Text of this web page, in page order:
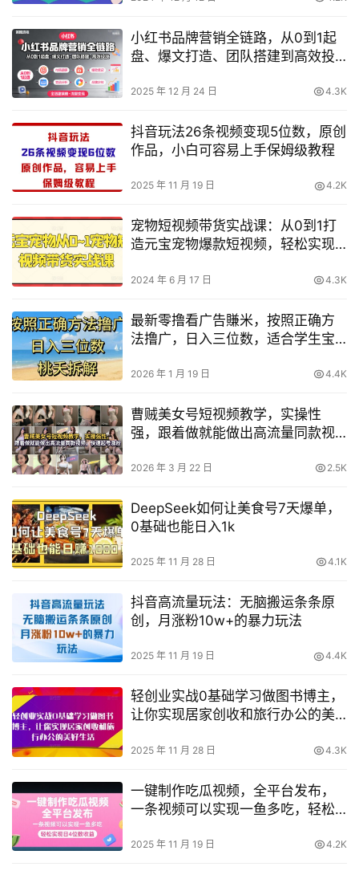
小红书品牌营销全链路，从0到1起
盘、爆文打造、团队搭建到高效投
2025 年 12 月 24 日 4.3K
抖音玩法26条视频变现5位数，原创
作品，小白可容易上手保姆级教程
2025 年 11 月 19 日 4.2K
宠物短视频带货实战课：从0到1打
造元宝宠物爆款短视频，轻松实现
2024 年 6 月 17 日 4.3K
最新零撸看广告賺米，按照正确方
法撸广，日入三位数，适合学生宝
2026 年 1 月 19 日 4.4K
曹贼美女号短视频教学，实操性
强，跟着做就能做出高流量同款视
2026 年 3 月 22 日 2.5K
DeepSeek如何让美食号7天爆单，
0基础也能日入1k
2025 年 11 月 28 日 4.1K
抖音高流量玩法：无脑搬运条条原
创，月涨粉10w+的暴力玩法
2025 年 11 月 19 日 4.4K
轻创业实战0基础学习做图书博主，
让你实现居家创收和旅行办公的美
2025 年 11 月 28 日 4.3K
一键制作吃瓜视频，全平台发布，
一条视频可以实现一鱼多吃，轻松
2025 年 11 月 19 日 4.2K